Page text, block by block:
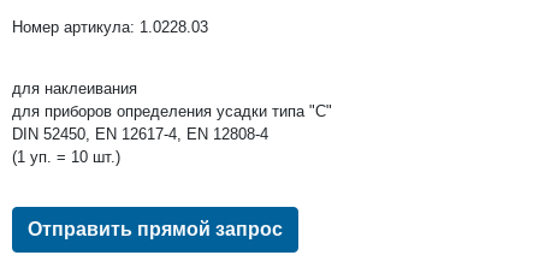
Номер артикула: 1.0228.03
для наклеивания
для приборов определения усадки типа "C"
DIN 52450, EN 12617-4, EN 12808-4
(1 уп. = 10 шт.)
Отправить прямой запрос